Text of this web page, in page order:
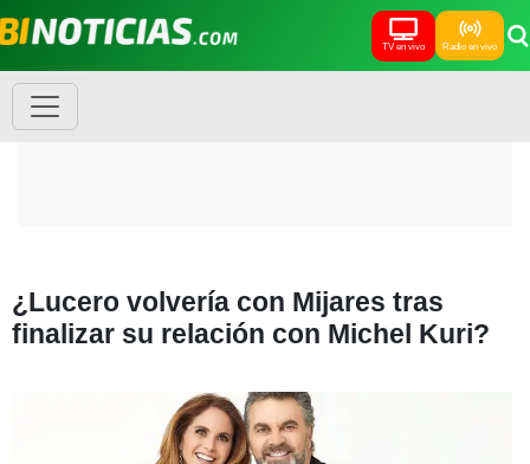
TV en vivo Radio en vivo
¿Lucero volvería con Mijares tras
finalizar su relación con Michel Kuri?